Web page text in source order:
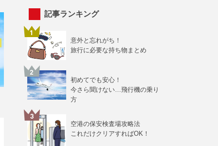
記事ランキング
意外と忘れがち！
旅行に必要な持ち物まとめ
初めてでも安心！
今さら聞けない…飛行機の乗り
方
空港の保安検査場攻略法
これだけクリアすればOK！